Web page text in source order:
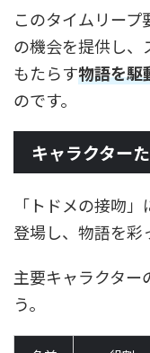
このタイムリー
の機会を提供し、
もたらす物語を駆
のです。
キャラクター
「トドメの接吻
登場し、物語を彩
主要キャラクター
う。